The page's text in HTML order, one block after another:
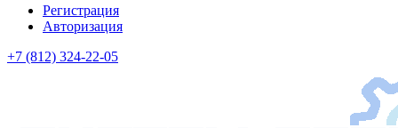
Регистрация
Авторизация
+7 (812) 324-22-05